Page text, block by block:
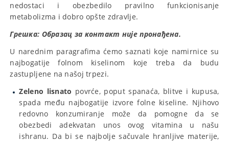
nedostaci i obezbedilo pravilno funkcionisanje
metabolizma i dobro opšte zdravlje.
Грешка: Образац за контакт није пронађена.
U narednim paragrafima ćemo saznati koje namirnice su
najbogatije folnom kiselinom koje treba da budu
zastupljene na našoj trpezi.
Zeleno lisnato povrće, poput spanaća, blitve i kupusa,
spada među najbogatije izvore folne kiseline. Njihovo
redovno konzumiranje može da pomogne da se
obezbedi adekvatan unos ovog vitamina u našu
ishranu. Da bi se najbolje sačuvale hranljive materije,